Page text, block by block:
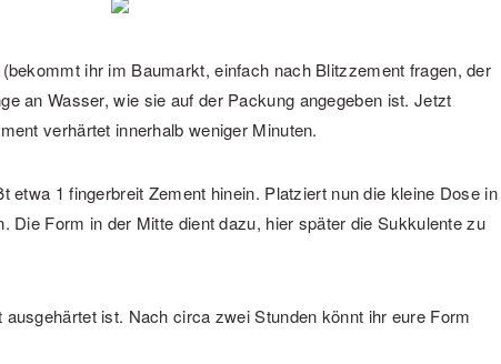
ihr im Baumarkt, einfach nach Blitzzement fragen, der
an Wasser, wie sie auf der Packung angegeben ist. Jetzt
verhärtet innerhalb weniger Minuten.
etwa 1 fingerbreit Zement hinein. Platziert nun die kleine Dose in
Die Form in der Mitte dient dazu, hier später die Sukkulente zu
ist. Nach circa zwei Stunden könnt ihr eure Form